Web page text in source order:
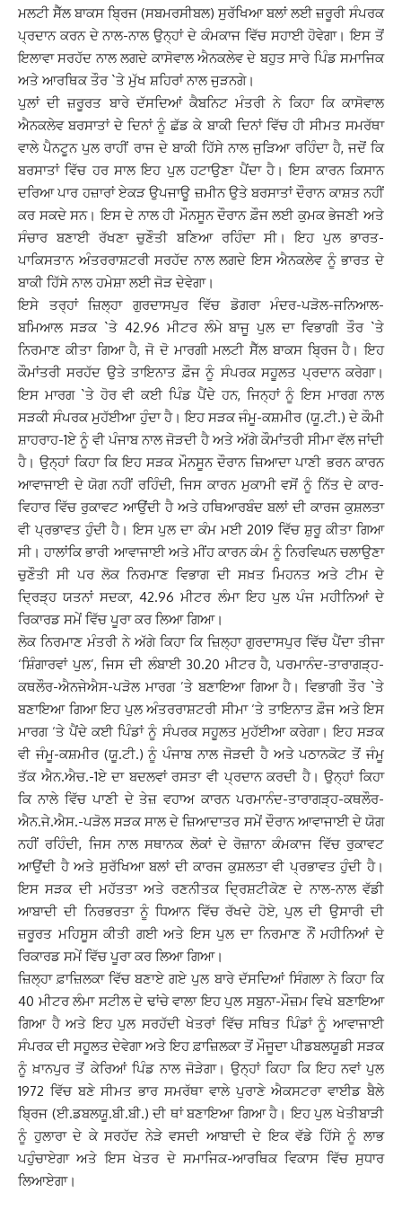
ਮਲਟੀ ਸੈੱਲ ਬਾਕਸ ਬ੍ਰਿਜ (ਸਬਮਰਸੀਬਲ) ਸੁਰੱਖਿਆ ਬਲਾਂ ਲਈ ਜ਼ਰੂਰੀ ਸੰਪਰਕ
ਪ੍ਰਦਾਨ ਕਰਨ ਦੇ ਨਾਲ-ਨਾਲ ਉਨ੍ਹਾਂ ਦੇ ਕੰਮਕਾਜ ਵਿੱਚ ਸਹਾਈ ਹੋਵੇਗਾ। ਇਸ ਤੋਂ
ਇਲਾਵਾ ਸਰਹੱਦ ਨਾਲ ਲਗਦੇ ਕਾਸੋਵਾਲ ਐਨਕਲੇਵ ਦੇ ਬਹੁਤ ਸਾਰੇ ਪਿੰਡ ਸਮਾਜਿਕ
ਅਤੇ ਆਰਥਿਕ ਤੌਰ `ਤੇ ਮੁੱਖ ਸ਼ਹਿਰਾਂ ਨਾਲ ਜੁੜਨਗੇ।
ਪੁਲਾਂ ਦੀ ਜ਼ਰੂਰਤ ਬਾਰੇ ਦੱਸਦਿਆਂ ਕੈਬਨਿਟ ਮੰਤਰੀ ਨੇ ਕਿਹਾ ਕਿ ਕਾਸੋਵਾਲ
ਐਨਕਲੇਵ ਬਰਸਾਤਾਂ ਦੇ ਦਿਨਾਂ ਨੂੰ ਛੱਡ ਕੇ ਬਾਕੀ ਦਿਨਾਂ ਵਿੱਚ ਹੀ ਸੀਮਤ ਸਮਰੱਥਾ
ਵਾਲੇ ਪੈਨਟੂਨ ਪੁਲ ਰਾਹੀਂ ਰਾਜ ਦੇ ਬਾਕੀ ਹਿੱਸੇ ਨਾਲ ਜੁੜਿਆ ਰਹਿੰਦਾ ਹੈ, ਜਦੋਂ ਕਿ
ਬਰਸਾਤਾਂ ਵਿੱਚ ਹਰ ਸਾਲ ਇਹ ਪੁਲ ਹਟਾਉਣਾ ਪੈਂਦਾ ਹੈ। ਇਸ ਕਾਰਨ ਕਿਸਾਨ
ਦਰਿਆ ਪਾਰ ਹਜ਼ਾਰਾਂ ਏਕੜ ਉਪਜਾਊ ਜ਼ਮੀਨ ਉਤੇ ਬਰਸਾਤਾਂ ਦੌਰਾਨ ਕਾਸ਼ਤ ਨਹੀਂ
ਕਰ ਸਕਦੇ ਸਨ। ਇਸ ਦੇ ਨਾਲ ਹੀ ਮੌਨਸੂਨ ਦੌਰਾਨ ਫ਼ੌਜ ਲਈ ਕੁਮਕ ਭੇਜਣੀ ਅਤੇ
ਸੰਚਾਰ ਬਣਾਈ ਰੱਖਣਾ ਚੁਣੌਤੀ ਬਣਿਆ ਰਹਿੰਦਾ ਸੀ। ਇਹ ਪੁਲ ਭਾਰਤ-
ਪਾਕਿਸਤਾਨ ਅੰਤਰਰਾਸ਼ਟਰੀ ਸਰਹੱਦ ਨਾਲ ਲਗਦੇ ਇਸ ਐਨਕਲੇਵ ਨੂੰ ਭਾਰਤ ਦੇ
ਬਾਕੀ ਹਿੱਸੇ ਨਾਲ ਹਮੇਸ਼ਾ ਲਈ ਜੋੜ ਦੇਵੇਗਾ।
ਇਸੇ ਤਰ੍ਹਾਂ ਜ਼ਿਲ੍ਹਾ ਗੁਰਦਾਸਪੁਰ ਵਿੱਚ ਡੋਗਰਾ ਮੰਦਰ-ਪੜੋਲ-ਜਨਿਆਲ-
ਬਮਿਆਲ ਸੜਕ `ਤੇ 42.96 ਮੀਟਰ ਲੰਮੇ ਬਾਜੂ ਪੁਲ ਦਾ ਵਿਭਾਗੀ ਤੌਰ `ਤੇ
ਨਿਰਮਾਣ ਕੀਤਾ ਗਿਆ ਹੈ, ਜੋ ਦੋ ਮਾਰਗੀ ਮਲਟੀ ਸੈੱਲ ਬਾਕਸ ਬ੍ਰਿਜ ਹੈ। ਇਹ
ਕੌਮਾਂਤਰੀ ਸਰਹੱਦ ਉਤੇ ਤਾਇਨਾਤ ਫ਼ੌਜ ਨੂੰ ਸੰਪਰਕ ਸਹੂਲਤ ਪ੍ਰਦਾਨ ਕਰੇਗਾ।
ਇਸ ਮਾਰਗ `ਤੇ ਹੋਰ ਵੀ ਕਈ ਪਿੰਡ ਪੈਂਦੇ ਹਨ, ਜਿਨ੍ਹਾਂ ਨੂੰ ਇਸ ਮਾਰਗ ਨਾਲ
ਸੜਕੀ ਸੰਪਰਕ ਮੁਹੱਈਆ ਹੁੰਦਾ ਹੈ। ਇਹ ਸੜਕ ਜੰਮੂ-ਕਸ਼ਮੀਰ (ਯੂ.ਟੀ.) ਦੇ ਕੌਮੀ
ਸ਼ਾਹਰਾਹ-1ਏ ਨੂੰ ਵੀ ਪੰਜਾਬ ਨਾਲ ਜੋੜਦੀ ਹੈ ਅਤੇ ਅੱਗੇ ਕੌਮਾਂਤਰੀ ਸੀਮਾ ਵੱਲ ਜਾਂਦੀ
ਹੈ। ਉਨ੍ਹਾਂ ਕਿਹਾ ਕਿ ਇਹ ਸੜਕ ਮੌਨਸੂਨ ਦੌਰਾਨ ਜ਼ਿਆਦਾ ਪਾਣੀ ਭਰਨ ਕਾਰਨ
ਆਵਾਜਾਈ ਦੇ ਯੋਗ ਨਹੀਂ ਰਹਿੰਦੀ, ਜਿਸ ਕਾਰਨ ਮੁਕਾਮੀ ਵਸੋਂ ਨੂੰ ਨਿੱਤ ਦੇ ਕਾਰ-
ਵਿਹਾਰ ਵਿੱਚ ਰੁਕਾਵਟ ਆਉਂਦੀ ਹੈ ਅਤੇ ਹਥਿਆਰਬੰਦ ਬਲਾਂ ਦੀ ਕਾਰਜ ਕੁਸ਼ਲਤਾ
ਵੀ ਪ੍ਰਭਾਵਤ ਹੁੰਦੀ ਹੈ। ਇਸ ਪੁਲ ਦਾ ਕੰਮ ਮਈ 2019 ਵਿੱਚ ਸ਼ੁਰੂ ਕੀਤਾ ਗਿਆ
ਸੀ। ਹਾਲਾਂਕਿ ਭਾਰੀ ਆਵਾਜਾਈ ਅਤੇ ਮੀਂਹ ਕਾਰਨ ਕੰਮ ਨੂੰ ਨਿਰਵਿਘਨ ਚਲਾਉਣਾ
ਚੁਣੌਤੀ ਸੀ ਪਰ ਲੋਕ ਨਿਰਮਾਣ ਵਿਭਾਗ ਦੀ ਸਖ਼ਤ ਮਿਹਨਤ ਅਤੇ ਟੀਮ ਦੇ
ਦ੍ਰਿੜ੍ਹ ਯਤਨਾਂ ਸਦਕਾ, 42.96 ਮੀਟਰ ਲੰਮਾ ਇਹ ਪੁਲ ਪੰਜ ਮਹੀਨਿਆਂ ਦੇ
ਰਿਕਾਰਡ ਸਮੇਂ ਵਿੱਚ ਪੂਰਾ ਕਰ ਲਿਆ ਗਿਆ।
ਲੋਕ ਨਿਰਮਾਣ ਮੰਤਰੀ ਨੇ ਅੱਗੇ ਕਿਹਾ ਕਿ ਜ਼ਿਲ੍ਹਾ ਗੁਰਦਾਸਪੁਰ ਵਿੱਚ ਪੈਂਦਾ ਤੀਜਾ
‘ਸ਼ਿੰਗਾਰਵਾਂ ਪੁਲ’, ਜਿਸ ਦੀ ਲੰਬਾਈ 30.20 ਮੀਟਰ ਹੈ, ਪਰਮਾਨੰਦ-ਤਾਰਾਗੜ੍ਹ-
ਕਥਲੌਰ-ਐਨਜੇਐਸ-ਪੜੋਲ ਮਾਰਗ ’ਤੇ ਬਣਾਇਆ ਗਿਆ ਹੈ। ਵਿਭਾਗੀ ਤੌਰ `ਤੇ
ਬਣਾਇਆ ਗਿਆ ਇਹ ਪੁਲ ਅੰਤਰਰਾਸ਼ਟਰੀ ਸੀਮਾ ‘ਤੇ ਤਾਇਨਾਤ ਫ਼ੌਜ ਅਤੇ ਇਸ
ਮਾਰਗ ‘ਤੇ ਪੈਂਦੇ ਕਈ ਪਿੰਡਾਂ ਨੂੰ ਸੰਪਰਕ ਸਹੂਲਤ ਮੁਹੱਈਆ ਕਰੇਗਾ। ਇਹ ਸੜਕ
ਵੀ ਜੰਮੂ-ਕਸ਼ਮੀਰ (ਯੂ.ਟੀ.) ਨੂੰ ਪੰਜਾਬ ਨਾਲ ਜੋੜਦੀ ਹੈ ਅਤੇ ਪਠਾਨਕੋਟ ਤੋਂ ਜੰਮੂ
ਤੱਕ ਐਨ.ਐਚ.-1ਏ ਦਾ ਬਦਲਵਾਂ ਰਸਤਾ ਵੀ ਪ੍ਰਦਾਨ ਕਰਦੀ ਹੈ। ਉਨ੍ਹਾਂ ਕਿਹਾ
ਕਿ ਨਾਲੇ ਵਿੱਚ ਪਾਣੀ ਦੇ ਤੇਜ਼ ਵਹਾਅ ਕਾਰਨ ਪਰਮਾਨੰਦ-ਤਾਰਾਗੜ੍ਹ-ਕਥਲੌਰ-
ਐਨ.ਜੇ.ਐਸ.-ਪੜੋਲ ਸੜਕ ਸਾਲ ਦੇ ਜ਼ਿਆਦਾਤਰ ਸਮੇਂ ਦੌਰਾਨ ਆਵਾਜਾਈ ਦੇ ਯੋਗ
ਨਹੀਂ ਰਹਿੰਦੀ, ਜਿਸ ਨਾਲ ਸਥਾਨਕ ਲੋਕਾਂ ਦੇ ਰੋਜ਼ਾਨਾ ਕੰਮਕਾਜ ਵਿੱਚ ਰੁਕਾਵਟ
ਆਉਂਦੀ ਹੈ ਅਤੇ ਸੁਰੱਖਿਆ ਬਲਾਂ ਦੀ ਕਾਰਜ ਕੁਸ਼ਲਤਾ ਵੀ ਪ੍ਰਭਾਵਤ ਹੁੰਦੀ ਹੈ।
ਇਸ ਸੜਕ ਦੀ ਮਹੱਤਤਾ ਅਤੇ ਰਣਨੀਤਕ ਦ੍ਰਿਸ਼ਟੀਕੋਣ ਦੇ ਨਾਲ-ਨਾਲ ਵੱਡੀ
ਆਬਾਦੀ ਦੀ ਨਿਰਭਰਤਾ ਨੂੰ ਧਿਆਨ ਵਿੱਚ ਰੱਖਦੇ ਹੋਏ, ਪੁਲ ਦੀ ਉਸਾਰੀ ਦੀ
ਜ਼ਰੂਰਤ ਮਹਿਸੂਸ ਕੀਤੀ ਗਈ ਅਤੇ ਇਸ ਪੁਲ ਦਾ ਨਿਰਮਾਣ ਨੌਂ ਮਹੀਨਿਆਂ ਦੇ
ਰਿਕਾਰਡ ਸਮੇਂ ਵਿੱਚ ਪੂਰਾ ਕਰ ਲਿਆ ਗਿਆ।
ਜ਼ਿਲ੍ਹਾ ਫ਼ਾਜ਼ਿਲਕਾ ਵਿੱਚ ਬਣਾਏ ਗਏ ਪੁਲ ਬਾਰੇ ਦੱਸਦਿਆਂ ਸਿੰਗਲਾ ਨੇ ਕਿਹਾ ਕਿ
40 ਮੀਟਰ ਲੰਮਾ ਸਟੀਲ ਦੇ ਢਾਂਚੇ ਵਾਲਾ ਇਹ ਪੁਲ ਸਬੁਨਾ-ਮੌਜ਼ਮ ਵਿਖੇ ਬਣਾਇਆ
ਗਿਆ ਹੈ ਅਤੇ ਇਹ ਪੁਲ ਸਰਹੱਦੀ ਖੇਤਰਾਂ ਵਿੱਚ ਸਥਿਤ ਪਿੰਡਾਂ ਨੂੰ ਆਵਾਜਾਈ
ਸੰਪਰਕ ਦੀ ਸਹੂਲਤ ਦੇਵੇਗਾ ਅਤੇ ਇਹ ਫ਼ਾਜ਼ਿਲਕਾ ਤੋਂ ਮੌਜੂਦਾ ਪੀਡਬਲਯੂਡੀ ਸੜਕ
ਨੂੰ ਖ਼ਾਨਪੁਰ ਤੋਂ ਕੇਰਿਆਂ ਪਿੰਡ ਨਾਲ ਜੋੜੇਗਾ। ਉਨ੍ਹਾਂ ਕਿਹਾ ਕਿ ਇਹ ਨਵਾਂ ਪੁਲ
1972 ਵਿੱਚ ਬਣੇ ਸੀਮਤ ਭਾਰ ਸਮਰੱਥਾ ਵਾਲੇ ਪੁਰਾਣੇ ਐਕਸਟਰਾ ਵਾਈਡ ਬੈਲੇ
ਬ੍ਰਿਜ (ਈ.ਡਬਲਯੂ.ਬੀ.ਬੀ.) ਦੀ ਥਾਂ ਬਣਾਇਆ ਗਿਆ ਹੈ। ਇਹ ਪੁਲ ਖੇਤੀਬਾੜੀ
ਨੂੰ ਹੁਲਾਰਾ ਦੇ ਕੇ ਸਰਹੱਦ ਨੇੜੇ ਵਸਦੀ ਆਬਾਦੀ ਦੇ ਇਕ ਵੱਡੇ ਹਿੱਸੇ ਨੂੰ ਲਾਭ
ਪਹੁੰਚਾਏਗਾ ਅਤੇ ਇਸ ਖੇਤਰ ਦੇ ਸਮਾਜਿਕ-ਆਰਥਿਕ ਵਿਕਾਸ ਵਿੱਚ ਸੁਧਾਰ
ਲਿਆਏਗਾ।